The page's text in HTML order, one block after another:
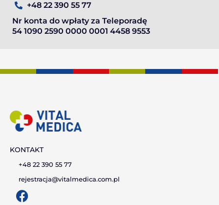
+48 22 390 55 77
Nr konta do wpłaty za Teleporadę
54 1090 2590 0000 0001 4458 9553
KONTAKT
+48 22 390 55 77
rejestracja@vitalmedica.com.pl
F